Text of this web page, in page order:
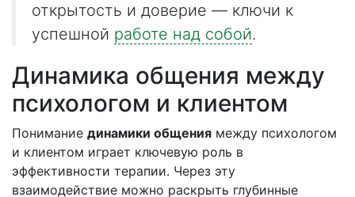
открытость и доверие — ключи к
успешной работе над собой.
Динамика общения между
психологом и клиентом
Понимание динамики общения между психологом
и клиентом играет ключевую роль в
эффективности терапии. Через эту
взаимодействие можно раскрыть глубинные